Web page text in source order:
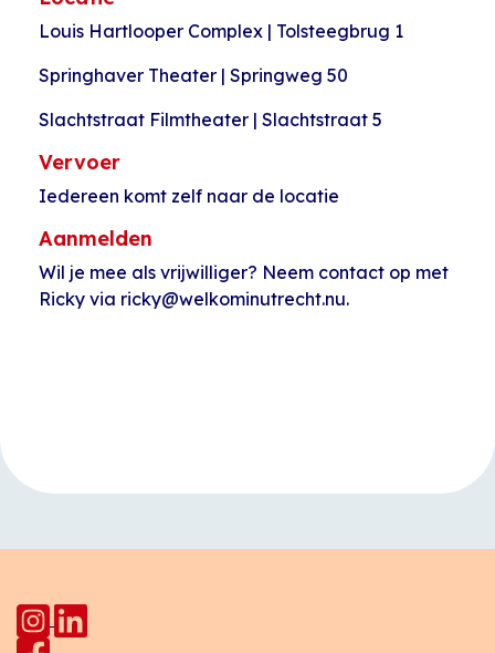
Louis Hartlooper Complex | Tolsteegbrug 1
Springhaver Theater | Springweg 50
Slachtstraat Filmtheater | Slachtstraat 5
Vervoer
Iedereen komt zelf naar de locatie
Aanmelden
Wil je mee als vrijwilliger? Neem contact op met
Ricky via ricky@welkominutrecht.nu.